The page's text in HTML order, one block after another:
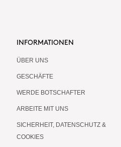
INFORMATIONEN
ÜBER UNS
GESCHÄFTE
WERDE BOTSCHAFTER
ARBEITE MIT UNS
SICHERHEIT, DATENSCHUTZ &
COOKIES